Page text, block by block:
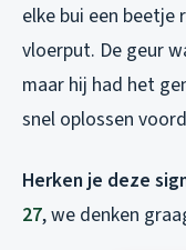
elke bui een
vloerput. De geur
maar hij had het
snel oplossen
Herken je deze
27, we denken